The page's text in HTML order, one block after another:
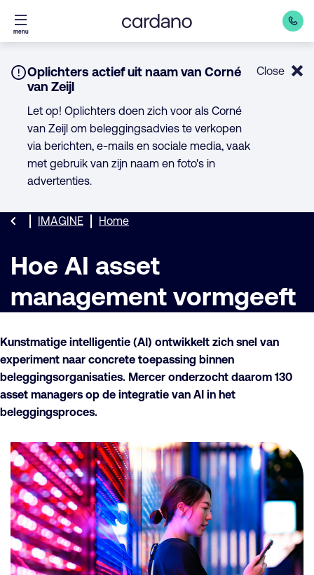
Direct
naar
menu
Notice:
Oplichters actief uit naam van Corné
van Zeijl
Let op! Oplichters doen zich voor als Corné
van Zeijl om beleggingsadvies te verkopen
via berichten, e-mails en sociale media, vaak
met gebruik van zijn naam en foto's in
advertenties.
Close
Home
IMAGINE
Hoe AI asset
management vormgeeft
Kunstmatige intelligentie (AI) ontwikkelt zich snel van
experiment naar concrete toepassing binnen
beleggingsorganisaties. Mercer onderzocht daarom 130
asset managers op de integratie van AI in het
beleggingsproces.